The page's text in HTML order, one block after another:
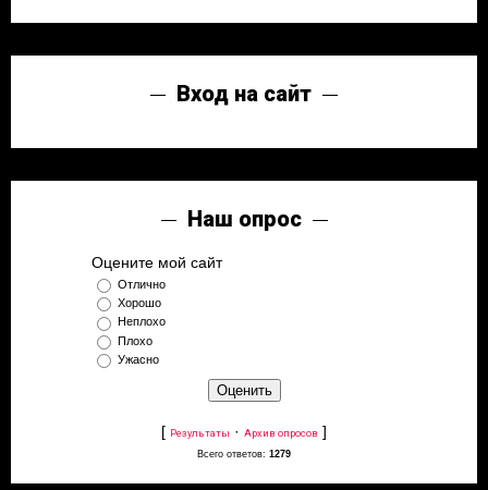
Вход на сайт
Наш опрос
Оцените мой сайт
Отлично
Хорошо
Неплохо
Плохо
Ужасно
[ Результаты · Архив опросов ]
Всего ответов: 1279